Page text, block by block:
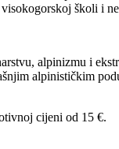
školi i
alpinizmu i
alpinističkim
cijeni od 15 €.